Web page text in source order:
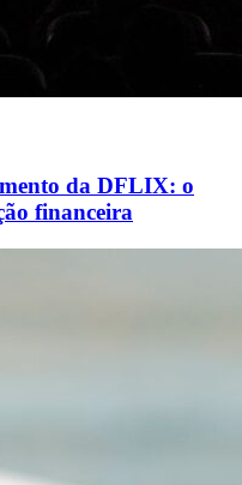
da DFLIX: o
financeira